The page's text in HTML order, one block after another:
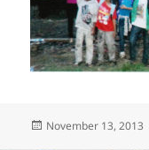
Posted
November 13, 2013